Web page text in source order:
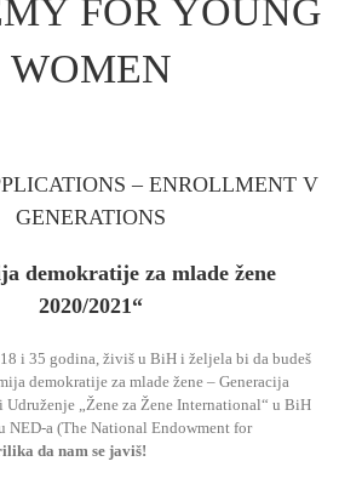
FOR YOUNG
WOMEN
– ENROLLMENT V
GENERATIONS
demokratije za mlade žene
2020/2021“
i 35 godina, živiš u BiH i željela bi da budeš
demokratije za mlade žene – Generacija
„Žene za Žene International“ u BiH
NED-a (The National Endowment for
da nam se javiš!